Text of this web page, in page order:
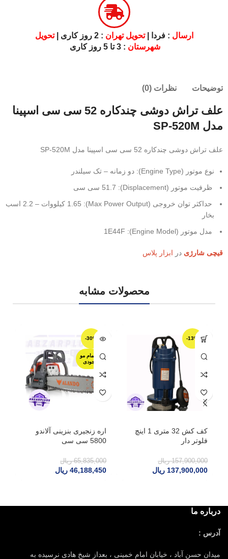
ارسال : فردا |تحویل تهران : 2 روز کاری |
تحویل
شهرستان : 3 تا 5 روز کاری
توضیحات نظرات (0)
علف تراش دوشی چندکاره 52 سی سی اسپینا
مدل SP-520M
علف تراش دوشی چندکاره 52 سی سی اسپینا مدل SP-520M
نوع موتور (Engine Type): دو زمانه – تک سیلندر
ظرفیت موتور (Displacement): 51.7 سی سی
حداکثر توان خروجی (Max Power Output): 1.65 کیلووات – 2.2 اسب
بخار
مدل موتور (Engine Model): 1E44F
قیچی شارژی در ابزار پلاس
محصولات مشابه
-13%
کف کش 32 متری 1 اینچ
فلوتر دار
157,900,000 ریال
137,900,000 ریال
-30%
اتمام مو
جودی
اره زنجیری بنزینی آلاندو
5800 سی سی
65,835,000 ریال
46,188,450 ریال
درباره ما
آدرس :
میدان حسن آباد ، خیابان امام خمینی ، بعداز شیخ هادی نرسیده به